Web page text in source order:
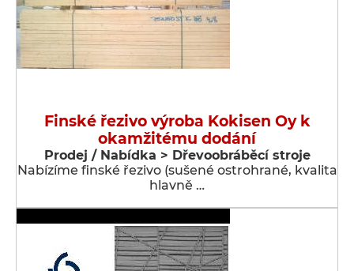
Finské řezivo výroba Kokisen Oy k
okamžitému dodání
Prodej / Nabídka > Dřevoobráběcí stroje
Nabízíme finské řezivo (sušené ostrohrané, kvalita
hlavně …